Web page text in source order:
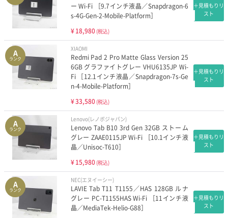
ー Wi-Fi ［9.7インチ液晶／Snapdragon-6
s-4G-Gen-2-Mobile-Platform］
¥18,980 (税込)
＋見積もりリ
スト
A
ランク
XIAOMI
Redmi Pad 2 Pro Matte Glass Version 25
6GB グラファイトグレー VHU6135JP Wi-
Fi ［12.1インチ液晶／Snapdragon-7s-Ge
n-4-Mobile-Platform］
¥33,580 (税込)
＋見積もりリ
スト
A
ランク
Lenovo(レノボジャパン)
Lenovo Tab B10 3rd Gen 32GB ストーム
グレー ZAAE0115JP Wi-Fi ［10.1インチ液
晶／Unisoc-T610］
¥15,980 (税込)
＋見積もりリ
スト
A
ランク
NEC(エヌイーシー)
LAVIE Tab T11 T1155／HAS 128GB ルナ
グレー PC-T1155HAS Wi-Fi ［11インチ液
晶／MediaTek-Helio-G88］
＋見積もりリ
スト